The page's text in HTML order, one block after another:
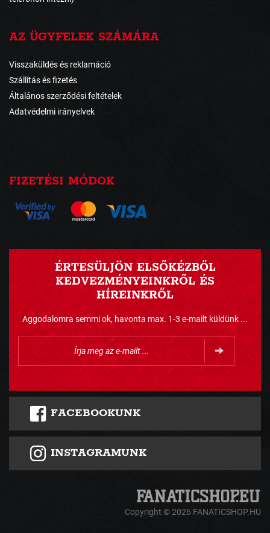
AZ ÜGYFELEK SZÁMÁRA
Visszaküldés és reklamáció
Szállítás és fizetés
Általános szerződési feltételek
Adatvédelmi irányelvek
FIZETÉSI MÓDOK
ÉRTESÜLJÖN ELSŐKÉZBŐL
KEDVEZMÉNYEINKRŐL ÉS
HÍREINKRŐL
Aggodalomra semmi ok, havonta max. 1-3 e-mailt küldünk ...
FACEBOOKUNK
INSTAGRAMUNK
Copyright © 2026 FANATICSHOP.HU